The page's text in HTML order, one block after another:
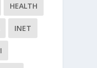
HEALTH
INET